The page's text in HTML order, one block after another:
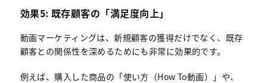
効果5: 既存顧客の「満足度向上」
動画マーケティングは、新規顧客の獲得だけでなく、既存
顧客との関係性を深めるためにも非常に効果的です。
例えば、購入した商品の「使い方（How To動画）」や、